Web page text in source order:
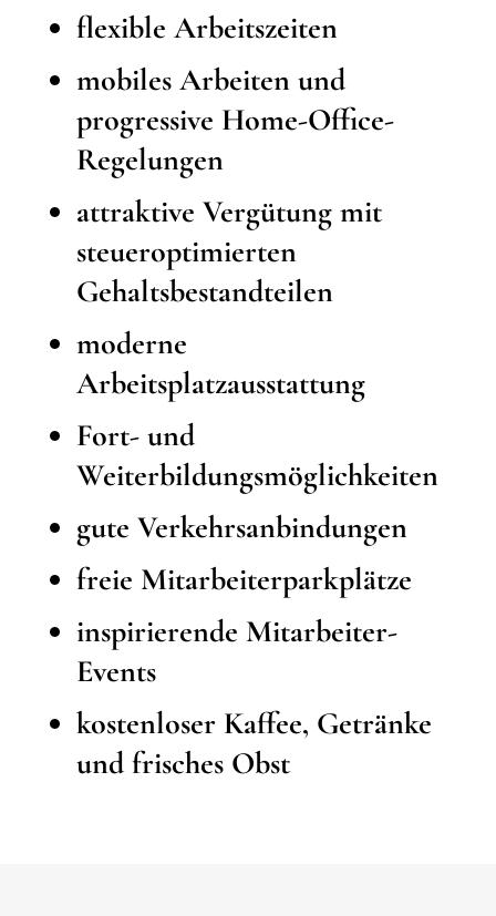
flexible Arbeitszeiten
mobiles Arbeiten und
progressive Home-Office-
Regelungen
attraktive Vergütung mit
steueroptimierten
Gehaltsbestandteilen
moderne
Arbeitsplatzausstattung
Fort- und
Weiterbildungsmöglichkeiten
gute Verkehrsanbindungen
freie Mitarbeiterparkplätze
inspirierende Mitarbeiter-
Events
kostenloser Kaffee, Getränke
und frisches Obst